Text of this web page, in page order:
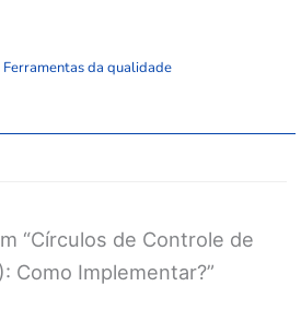
Ferramentas da qualidade
“Círculos de Controle de
Como Implementar?”